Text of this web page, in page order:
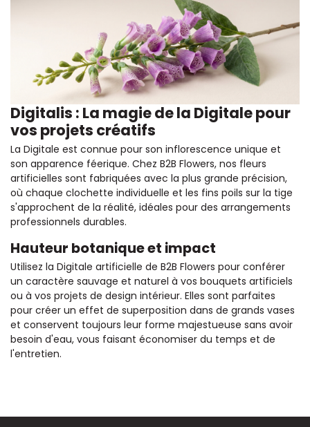
Digitalis : La magie de la Digitale pour
vos projets créatifs
La Digitale est connue pour son inflorescence unique et
son apparence féerique. Chez B2B Flowers, nos fleurs
artificielles sont fabriquées avec la plus grande précision,
où chaque clochette individuelle et les fins poils sur la tige
s'approchent de la réalité, idéales pour des arrangements
professionnels durables.
Hauteur botanique et impact
Utilisez la Digitale artificielle de B2B Flowers pour conférer
un caractère sauvage et naturel à vos bouquets artificiels
ou à vos projets de design intérieur. Elles sont parfaites
pour créer un effet de superposition dans de grands vases
et conservent toujours leur forme majestueuse sans avoir
besoin d'eau, vous faisant économiser du temps et de
l'entretien.